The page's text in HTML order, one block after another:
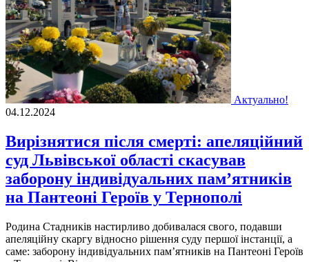
Актуально!
04.12.2024
Вирізнятися після смерті: апеляційний
суд Львівської області скасував
заборону індивідуальних пам’ятників
на Пантеоні Героїв у Тернополі
Родина Стадників настирливо добивалася свого, подавши
апеляційну скаргу відносно рішення суду першої інстанції, а
саме: заборону індивідуальних пам’ятників на Пантеоні Героїв